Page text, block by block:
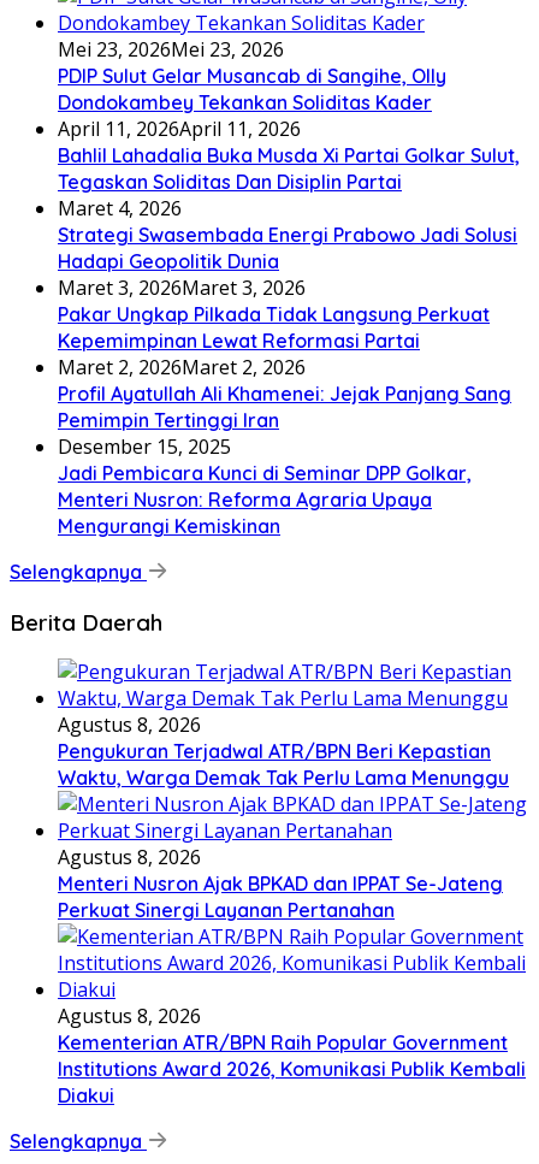
Mei 23, 2026Mei 23, 2026
PDIP Sulut Gelar Musancab di Sangihe, Olly
Dondokambey Tekankan Soliditas Kader
April 11, 2026April 11, 2026
Bahlil Lahadalia Buka Musda Xi Partai Golkar Sulut,
Tegaskan Soliditas Dan Disiplin Partai
Maret 4, 2026
Strategi Swasembada Energi Prabowo Jadi Solusi
Hadapi Geopolitik Dunia
Maret 3, 2026Maret 3, 2026
Pakar Ungkap Pilkada Tidak Langsung Perkuat
Kepemimpinan Lewat Reformasi Partai
Maret 2, 2026Maret 2, 2026
Profil Ayatullah Ali Khamenei: Jejak Panjang Sang
Pemimpin Tertinggi Iran
Desember 15, 2025
Jadi Pembicara Kunci di Seminar DPP Golkar,
Menteri Nusron: Reforma Agraria Upaya
Mengurangi Kemiskinan
Selengkapnya
Berita Daerah
Agustus 8, 2026
Pengukuran Terjadwal ATR/BPN Beri Kepastian
Waktu, Warga Demak Tak Perlu Lama Menunggu
Agustus 8, 2026
Menteri Nusron Ajak BPKAD dan IPPAT Se-Jateng
Perkuat Sinergi Layanan Pertanahan
Agustus 8, 2026
Kementerian ATR/BPN Raih Popular Government
Institutions Award 2026, Komunikasi Publik Kembali
Diakui
Selengkapnya